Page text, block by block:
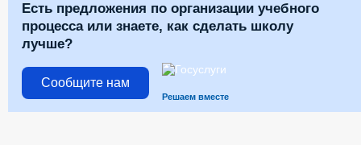
Есть предложения по организации учебного
процесса или знаете, как сделать школу
лучше?
Сообщите нам
Решаем вместе